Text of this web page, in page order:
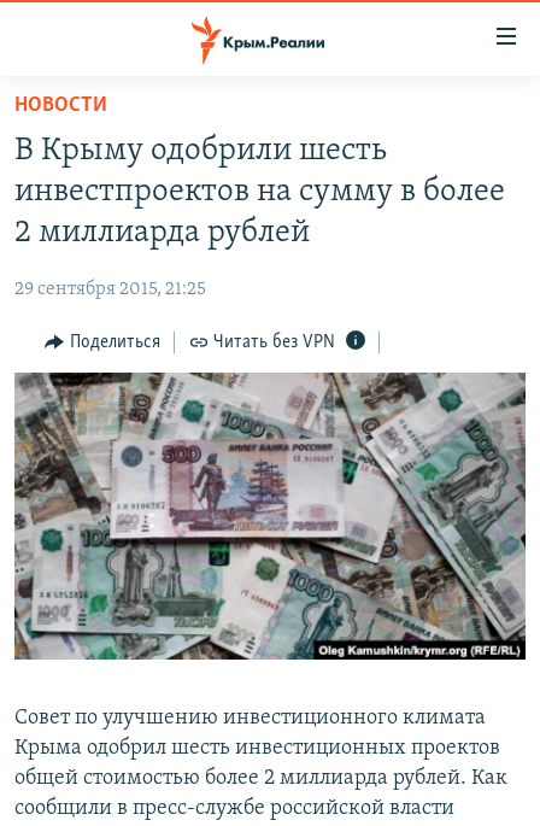
Вернуться
основному
содержанию
Вернутся
главной
навигации
Вернутся
поиску
СПЕЦПРОЕКТЫ
11 ЛЕТ ОККУПАЦИИ КРЫМА. 11 ИСТОРИЙ СОПРОТИВЛЕНИЯ
ВОДА
ЕЩЕ
ИНТЕРАКТИВ
ИНФОГРАФИКА
ТЕЛЕПРОЕКТ КРЫМ.РЕАЛИИ
СОВЕТЫ ПРАВОЗАЩИТНИКОВ
ПРОПАВШИЕ БЕЗ ВЕСТИ
ПОБЕДИТЕЛЕЙ НЕ СУДЯТ?
КРЫМ.НЕПОКОРЕННЫЙ
ELIFBE
РАДІО СВОБОДА
КАК ОБОЙТИ БЛОКИРОВКУ
Українською
Qırımtatar
ПРИСОЕДИНЯЙТЕСЬ!
Все сайты RFE/RL
НОВОСТИ
В Крыму одобрили шесть
инвестпроектов на сумму в более
2 миллиарда рублей
29 сентября 2015, 21:25
Поделиться Читать без VPN
Совет по улучшению инвестиционного климата
Крыма одобрил шесть инвестиционных проектов
общей стоимостью более 2 миллиарда рублей. Как
сообщили в пресс-службе российской власти